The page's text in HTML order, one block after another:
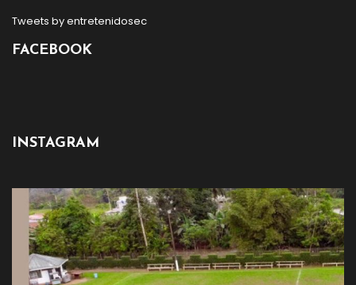
Tweets by entretenidosec
FACEBOOK
INSTAGRAM